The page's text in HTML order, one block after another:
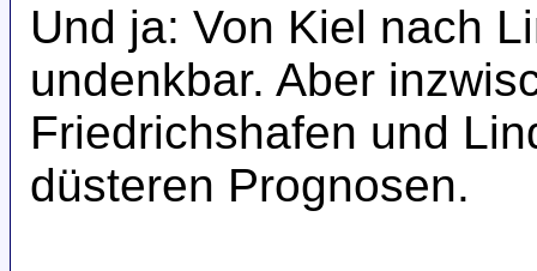
Und ja: Von Kiel nach
undenkbar. Aber
Friedrichshafen und
düsteren Prognosen.